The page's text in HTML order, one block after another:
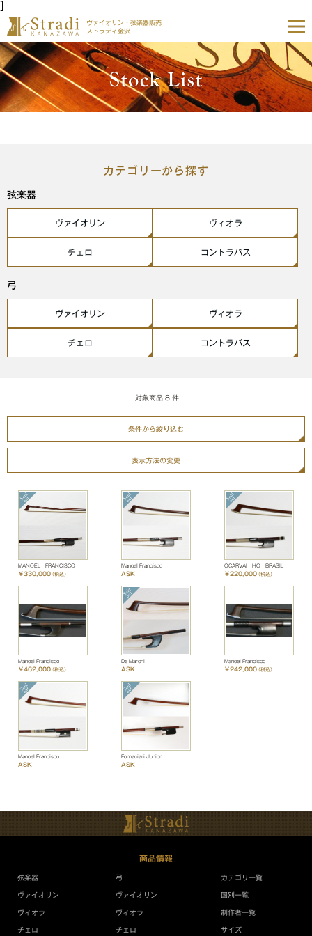
]
ヴァイオリン・弦楽器販売
ストラディ金沢
カテゴリーから探す
弦楽器
ヴァイオリン ヴィオラ
チェロ コントラバス
弓
ヴァイオリン ヴィオラ
チェロ コントラバス
対象商品 8 件
条件から絞り込む
表示方法の変更
MANOEL FRANCISCO
￥330,000（税込）
Manoel Francisco
ASK
OCARVAI HO BRASIL
￥220,000（税込）
Manoel Francisco
￥462,000（税込）
De Marchi
ASK
Manoel Francisco
￥242,000（税込）
Manoel Francisco
ASK
Fornaciari Junior
ASK
商品情報
弦楽器
ヴァイオリン
ヴィオラ
チェロ
弓
ヴァイオリン
ヴィオラ
チェロ
カテゴリ一覧
国別一覧
制作者一覧
サイズ